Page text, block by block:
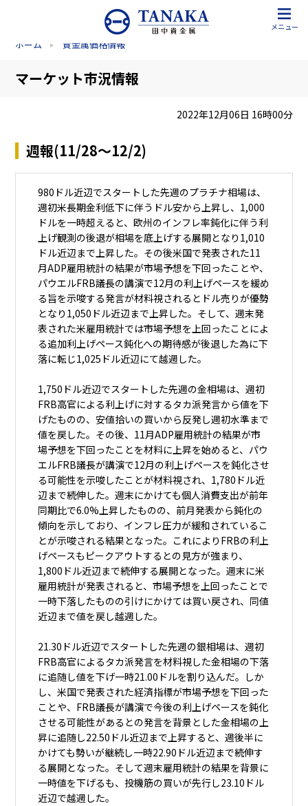
メニュー
ホーム 貴金属価格情報
マーケット市況情報
2022年12月06日 16時00分
週報(11/28～12/2)
980ドル近辺でスタートした先週のプラチナ相場は、
週初米長期金利低下に伴うドル安から上昇し、1,000
ドルを一時超えると、欧州のインフレ率鈍化に伴う利
上げ観測の後退が相場を底上げする展開となり1,010
ドル近辺まで上昇した。その後米国で発表された11
月ADP雇用統計の結果が市場予想を下回ったことや、
パウエルFRB議長の講演で12月の利上げペースを緩め
る旨を示唆する発言が材料視されるとドル売りが優勢
となり1,050ドル近辺まで上昇した。そして、週末発
表された米雇用統計では市場予想を上回ったことによ
る追加利上げペース鈍化への期待感が後退した為に下
落に転じ1,025ドル近辺にて越週した。
1,750ドル近辺でスタートした先週の金相場は、週初
FRB高官による利上げに対するタカ派発言から値を下
げたものの、安値拾いの買いから反発し週初水準まで
値を戻した。その後、11月ADP雇用統計の結果が市
場予想を下回ったことを材料に上昇を始めると、パウ
エルFRB議長が講演で12月の利上げペースを鈍化させ
る可能性を示唆したことが材料視され、1,780ドル近
辺まで続伸した。週末にかけても個人消費支出が前年
同期比で6.0%上昇したものの、前月発表から鈍化の
傾向を示しており、インフレ圧力が緩和されているこ
とが示唆される結果となった。これによりFRBの利上
げペースもピークアウトするとの見方が強まり、
1,800ドル近辺まで続伸する展開となった。週末に米
雇用統計が発表されると、市場予想を上回ったことで
一時下落したものの引けにかけては買い戻され、同値
近辺まで値を戻し越週した。
21.30ドル近辺でスタートした先週の銀相場は、週初
FRB高官によるタカ派発言を材料視した金相場の下落
に追随し値を下げ一時21.00ドルを割り込んだ。しか
し、米国で発表された経済指標が市場予想を下回った
ことや、FRB議長が講演で今後の利上げペースを鈍化
させる可能性があるとの発言を背景とした金相場の上
昇に追随し22.50ドル近辺まで上昇すると、週後半に
かけても勢いが継続し一時22.90ドル近辺まで続伸す
る展開となった。そして週末雇用統計の結果を背景に
一時値を下げるも、投機筋の買いが先行し23.10ドル
近辺で越週した。